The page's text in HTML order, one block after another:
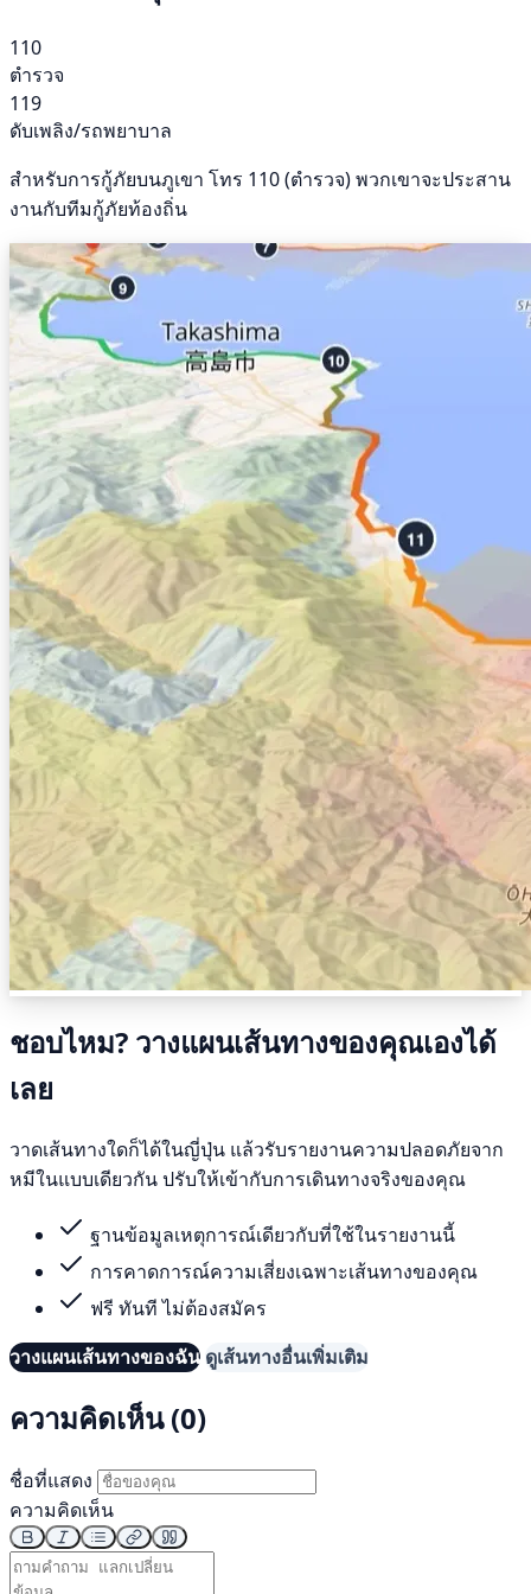
110
ตำรวจ
119
ดับเพลิง/รถพยาบาล
สำหรับการกู้ภัยบนภูเขา โทร 110 (ตำรวจ) พวกเขาจะประสาน
งานกับทีมกู้ภัยท้องถิ่น
ชอบไหม? วางแผนเส้นทางของคุณเองได้
เลย
วาดเส้นทางใดก็ได้ในญี่ปุ่น แล้วรับรายงานความปลอดภัยจาก
หมีในแบบเดียวกัน ปรับให้เข้ากับการเดินทางจริงของคุณ
ฐานข้อมูลเหตุการณ์เดียวกับที่ใช้ในรายงานนี้
การคาดการณ์ความเสี่ยงเฉพาะเส้นทางของคุณ
ฟรี ทันที ไม่ต้องสมัคร
วางแผนเส้นทางของฉัน ดูเส้นทางอื่นเพิ่มเติม
ความคิดเห็น (0)
ชื่อที่แสดง
ความคิดเห็น